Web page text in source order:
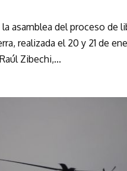
la asamblea del proceso de
realizada el 20 y 21 de
Zibechi,...